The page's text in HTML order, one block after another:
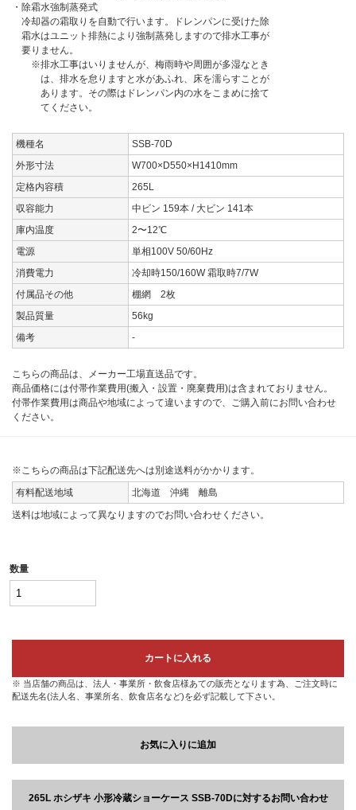
・除霜水強制蒸発式
冷却器の霜取りを自動で行います。ドレンパンに受けた除
霜水はユニット排熱により強制蒸発しますので排水工事が
要りません。
※排水工事はいりませんが、梅雨時や周囲が多湿なとき
は、排水を怠りますと水があふれ、床を濡らすことが
あります。その際はドレンパン内の水をこまめに捨て
てください。
機種名
SSB-70D
外形寸法
W700×D550×H1410mm
定格内容積
265L
収容能力
中ビン 159本 / 大ビン 141本
庫内温度
2〜12℃
電源
単相100V 50/60Hz
消費電力
冷却時150/160W 霜取時7/7W
付属品その他
棚網 2枚
製品質量
56kg
備考
-
こちらの商品は、メーカー工場直送品です。
商品価格には付帯作業費用(搬入・設置・廃棄費用)は含まれておりません。
付帯作業費用は商品や地域によって違いますので、ご購入前にお問い合わせ
ください。
※こちらの商品は下記配送先へは別途送料がかかります。
有料配送地域
北海道 沖縄 離島
送料は地域によって異なりますのでお問い合わせください。
数量
カートに入れる
※ 当店舗の商品は、法人・事業所・飲食店様あての販売となります為、ご注文時に
配送先名(法人名、事業所名、飲食店名など)を必ず記載して下さい。
お気に入りに追加
265L ホシザキ 小形冷蔵ショーケース SSB-70Dに対するお問い合わせ